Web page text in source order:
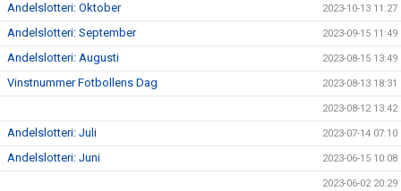
Andelslotteri: Oktober 2023-10-13 11:27
Andelslotteri: September 2023-09-15 11:49
Andelslotteri: Augusti 2023-08-15 13:49
Vinstnummer Fotbollens Dag 2023-08-13 18:31
2023-08-12 13:42
Andelslotteri: Juli 2023-07-14 07:10
Andelslotteri: Juni 2023-06-15 10:08
2023-06-02 20:29